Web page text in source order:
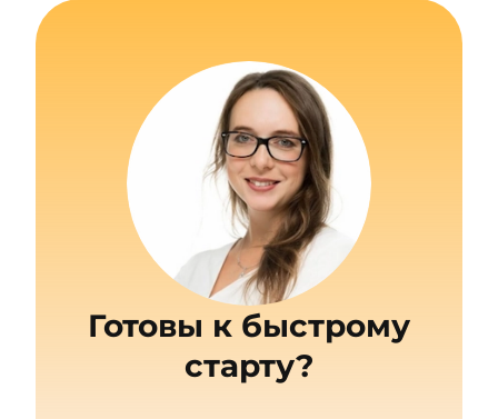
Готовы к быстрому
старту?